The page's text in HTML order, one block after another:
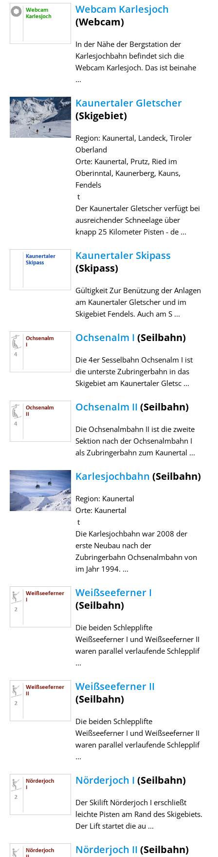
Webcam Karlesjoch
(Webcam)
In der Nähe der Bergstation der
Karlesjochbahn befindet sich die
Webcam Karlesjoch. Das ist beinahe
...
Kaunertaler Gletscher
(Skigebiet)
Region: Kaunertal, Landeck, Tiroler
Oberland
Orte: Kaunertal, Prutz, Ried im
Oberinntal, Kaunerberg, Kauns,
Fendels
t
Der Kaunertaler Gletscher verfügt bei
ausreichender Schneelage über
knapp 25 Kilometer Pisten - de ...
Kaunertaler Skipass
(Skipass)
Gültigkeit Zur Benützung der Anlagen
am Kaunertaler Gletscher und im
Skigebiet Fendels. Auch am S ...
Ochsenalm I (Seilbahn)
Die 4er Sesselbahn Ochsenalm I ist
die unterste Zubringerbahn in das
Skigebiet am Kaunertaler Gletsc ...
Ochsenalm II (Seilbahn)
Die Ochsenalmbahn II ist die zweite
Sektion nach der Ochsenalmbahn I
als Zubringerbahn zum Kaunertal ...
Karlesjochbahn (Seilbahn)
Region: Kaunertal
Orte: Kaunertal
t
Die Karlesjochbahn war 2008 der
erste Neubau nach der
Zubringerbahn Ochsenalmbahn von
im Jahr 1994. ...
Weißseeferner I
(Seilbahn)
Die beiden Schlepplifte
Weißseeferner I und Weißseeferner II
waren parallel verlaufende Schlepplif
...
Weißseeferner II
(Seilbahn)
Die beiden Schlepplifte
Weißseeferner I und Weißseeferner II
waren parallel verlaufende Schlepplif
...
Nörderjoch I (Seilbahn)
Der Skilift Nörderjoch I erschließt
leichte Pisten am Rand des Skigebiets.
Der Lift startet die au ...
Nörderjoch II (Seilbahn)